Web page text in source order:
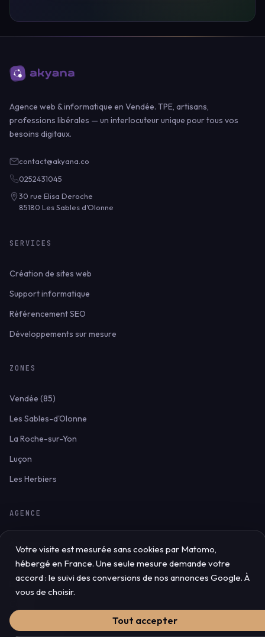
Agence web & informatique en Vendée. TPE, artisans,
professions libérales — un interlocuteur unique pour tous vos
besoins digitaux.
contact@akyana.co
0252431045
30 rue Elisa Deroche
85180 Les Sables d'Olonne
SERVICES
Création de sites web
Support informatique
Référencement SEO
Développements sur mesure
ZONES
Vendée (85)
Les Sables-d'Olonne
La Roche-sur-Yon
Luçon
Les Herbiers
AGENCE
Cas clients
Blog & ressources
Mentions légales
Votre visite est mesurée sans cookies par Matomo,
hébergé en France. Une seule mesure demande votre
accord : le suivi des conversions de nos annonces Google. À
vous de choisir.
Tout accepter